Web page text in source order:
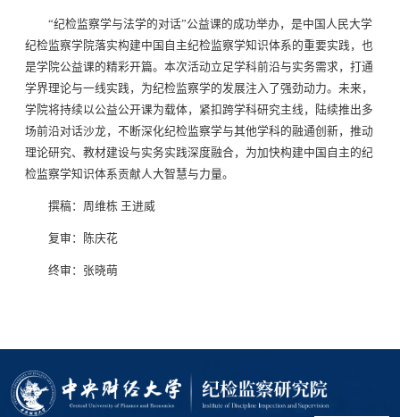
“纪检监察学与法学的对话”公益课的成功举办，是中国人民大学
纪检监察学院落实构建中国自主纪检监察学知识体系的重要实践，也
是学院公益课的精彩开篇。本次活动立足学科前沿与实务需求，打通
学界理论与一线实践，为纪检监察学的发展注入了强劲动力。未来，
学院将持续以公益公开课为载体，紧扣跨学科研究主线，陆续推出多
场前沿对话沙龙，不断深化纪检监察学与其他学科的融通创新，推动
理论研究、教材建设与实务实践深度融合，为加快构建中国自主的纪
检监察学知识体系贡献人大智慧与力量。
撰稿：周维栋 王进威
复审：陈庆花
终审：张晓萌